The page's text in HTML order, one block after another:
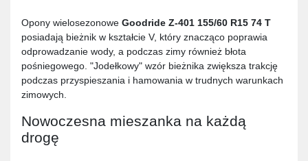
Opony wielosezonowe Goodride Z-401 155/60 R15 74 T
posiadają bieżnik w kształcie V, który znacząco poprawia
odprowadzanie wody, a podczas zimy również błota
pośniegowego. "Jodełkowy" wzór bieżnika zwiększa trakcję
podczas przyspieszania i hamowania w trudnych warunkach
zimowych.
Nowoczesna mieszanka na każdą
drogę